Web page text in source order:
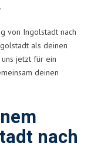
von Ingolstadt nach
als deinen
jetzt für ein
deinen
nach